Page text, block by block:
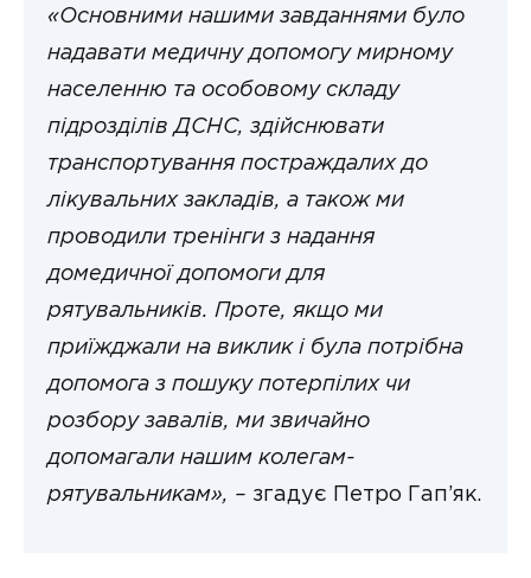
«Основними нашими завданнями було
надавати медичну допомогу мирному
населенню та особовому складу
підрозділів ДСНС, здійснювати
транспортування постраждалих до
лікувальних закладів, а також ми
проводили тренінги з надання
домедичної допомоги для
рятувальників. Проте, якщо ми
приїжджали на виклик і була потрібна
допомога з пошуку потерпілих чи
розбору завалів, ми звичайно
допомагали нашим колегам-
рятувальникам», – згадує Петро Гап’як.